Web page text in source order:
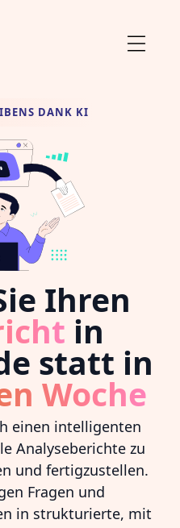
DANK KI
Ihren
in
statt in
Woche
einen intelligenten
Analyseberichte zu
und fertigzustellen.
Fragen und
in strukturierte, mit